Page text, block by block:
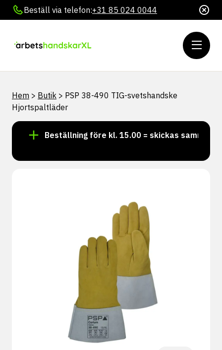
Beställ via telefon:+31 85 024 0044
Hem > Butik > PSP 38-490 TIG-svetshandske
Hjortspaltläder
Beställning före kl. 15.00 = skickas samma dag